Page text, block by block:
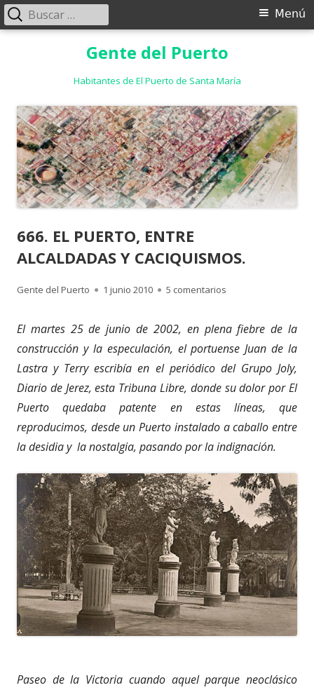
Gente del Puerto
Habitantes de El Puerto de Santa María
Menú
Menú
Buscar:
666. EL PUERTO, ENTRE
ALCALDADAS Y CACIQUISMOS.
Autor
Gente del Puerto
Publicado
1 junio 2010 5 comentarios
El martes 25 de junio de 2002, en plena fiebre de la
construcción y la especulación, el portuense Juan de la
Lastra y Terry escribía en el periódico del Grupo Joly,
Diario de Jerez, esta Tribuna Libre, donde su dolor por El
Puerto quedaba patente en estas líneas, que
reproducimos, desde un Puerto instalado a caballo entre
la desidia y la nostalgia, pasando por la indignación.
Paseo de la Victoria cuando aquel parque neoclásico